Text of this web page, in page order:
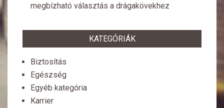
megbízható választás a drágakövekhez
KATEGÓRIÁK
Biztosítás
Egészség
Egyéb kategória
Karrier